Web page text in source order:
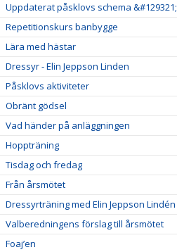
Uppdaterat påsklovs schema &#129321;
Repetitionskurs banbygge
Lära med hästar
Dressyr - Elin Jeppson Linden
Påsklovs aktiviteter
Obränt gödsel
Vad händer på anläggningen
Hoppträning
Tisdag och fredag
Från årsmötet
Dressyrträning med Elin Jeppson Lindén
Valberedningens förslag till årsmötet
Foaj’en